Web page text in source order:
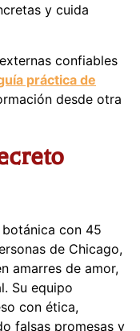
y cuida
confiables
práctica de
desde otra
botánica con 45
de Chicago,
amarres de amor,
Su equipo
con ética,
falsas promesas y